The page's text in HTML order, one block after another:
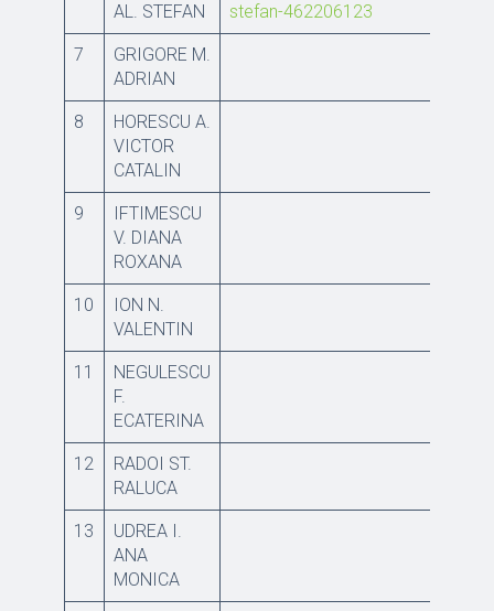
AL. STEFAN
stefan-462206123
7
GRIGORE M.
ADRIAN
8
HORESCU A.
VICTOR
CATALIN
9
IFTIMESCU
V. DIANA
ROXANA
10
ION N.
VALENTIN
11
NEGULESCU
F.
ECATERINA
12
RADOI ST.
RALUCA
13
UDREA I.
ANA
MONICA